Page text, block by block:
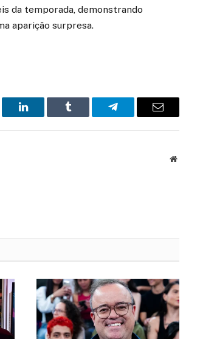
da temporada, demonstrando
aparição surpresa.
LinkedIn Tumblr Telegram Email
Website